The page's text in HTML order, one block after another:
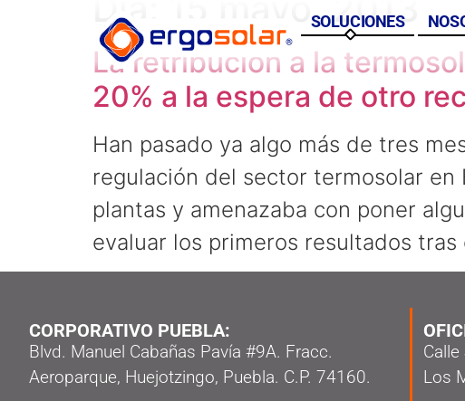
SOLUCIONES
La retribución a la
20% a la espera de otro
Han pasado ya algo más de tres
regulación del sector termosolar
plantas y amenazaba con poner
evaluar los primeros resultados
CORPORATIVO PUEBLA:
Blvd. Manuel Cabañas Pavía #9A. Fracc.
Aeroparque, Huejotzingo, Puebla. C.P. 74160.
Los